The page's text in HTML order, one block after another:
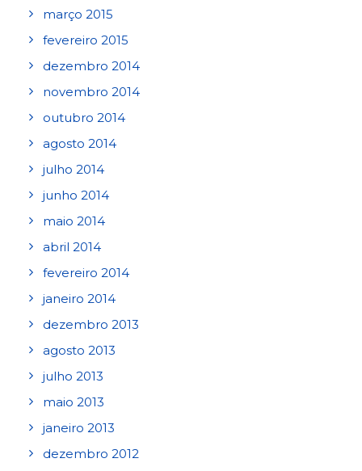
março 2015
fevereiro 2015
dezembro 2014
novembro 2014
outubro 2014
agosto 2014
julho 2014
junho 2014
maio 2014
abril 2014
fevereiro 2014
janeiro 2014
dezembro 2013
agosto 2013
julho 2013
maio 2013
janeiro 2013
dezembro 2012